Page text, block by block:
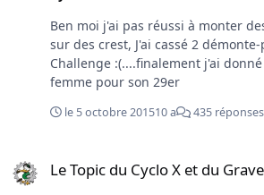
Ben moi j'ai pas réussi à monter
sur des crest, J'ai cassé 2
Challenge :(....finalement j'ai
femme pour son 29er
le 5 octobre 201510 a 435 réponses
Le Topic du Cyclo X et du